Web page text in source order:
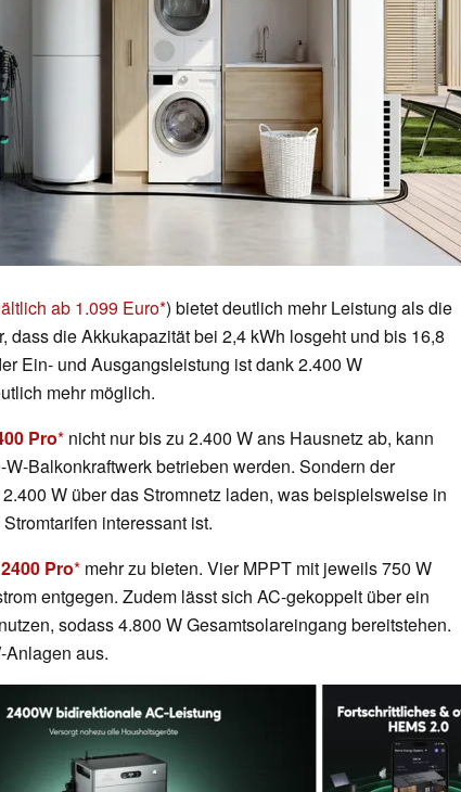
ab 1.099 Euro ) bietet deutlich mehr Leistung als die
dass die Akkukapazität bei 2,4 kWh losgeht und bis 16,8
Ein- und Ausgangsleistung ist dank 2.400 W
mehr möglich.
Pro nicht nur bis zu 2.400 W ans Hausnetz ab, kann
Balkonkraftwerk betrieben werden. Sondern der
W über das Stromnetz laden, was beispielsweise in
interessant ist.
Pro mehr zu bieten. Vier MPPT mit jeweils 750 W
entgegen. Zudem lässt sich AC-gekoppelt über ein
sodass 4.800 W Gesamtsolareingang bereitstehen.
Anlagen aus.